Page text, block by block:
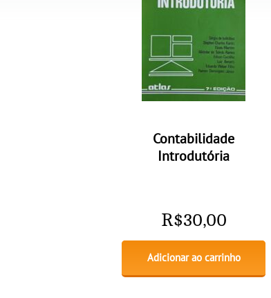
Contabilidade
Introdutória
R$30,00
Adicionar ao carrinho